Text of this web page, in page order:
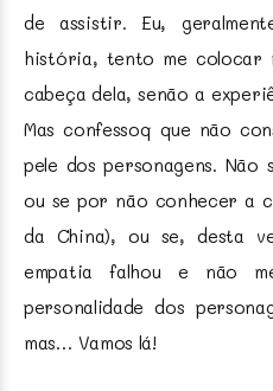
de assistir. Eu,
história, tento me colocar
cabeça dela, senão a
Mas confessoq que não
pele dos personagens.
ou se por não conhecer a
da China), ou se, desta
empatia falhou e não
personalidade dos
mas… Vamos lá!